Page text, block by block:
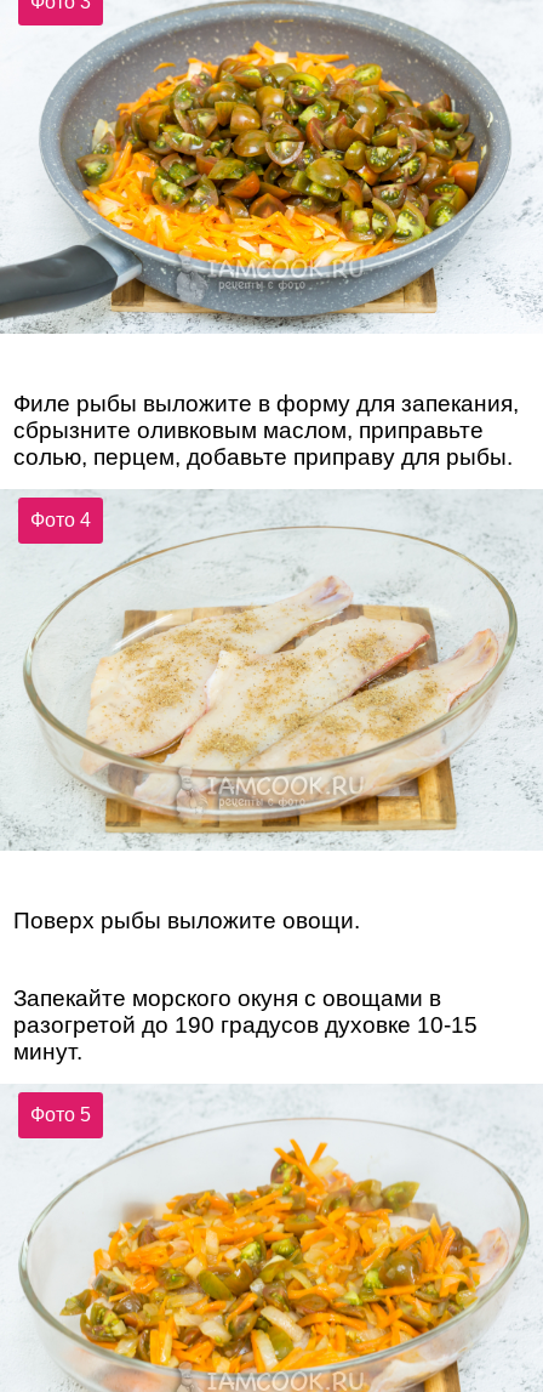
Филе рыбы выложите в форму для запекания,
сбрызните оливковым маслом, приправьте
солью, перцем, добавьте приправу для рыбы.
Фото 4
Поверх рыбы выложите овощи.
Запекайте морского окуня с овощами в
разогретой до 190 градусов духовке 10-15
минут.
Фото 5